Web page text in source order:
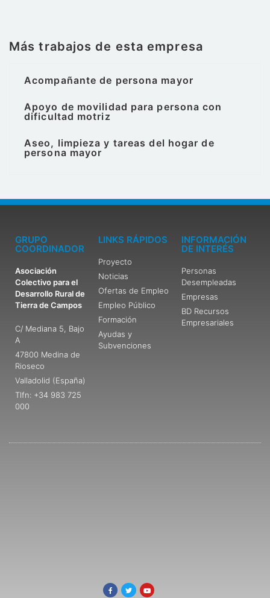
Más trabajos de esta empresa
Acompañante de persona mayor
Apoyo de movilidad para persona con
dificultad motriz
Aseo, limpieza y tareas del hogar de
persona mayor
GRUPO
COORDINADOR
Asociación
Colectivo para el
Desarrollo Rural de
Tierra de Campos
C/ Mediana 5, Bajo
A
47800 Medina de
Rioseco
Valladolid (España)
Tlfn: +34 983 725
000
LINKS RÁPIDOS
Proyecto
Noticias
Ofertas de Empleo
Empleo Público
Formación
Ayudas y
Subvenciones
INFORMACIÓN
DE INTERÉS
Personas
Desempleadas
Empresas
BD Recursos
Empresariales